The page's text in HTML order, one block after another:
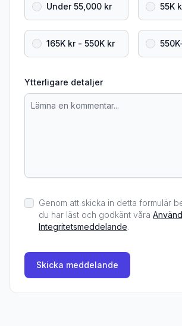
Under 55,000 kr 55K
165K kr - 550K kr
Ytterligare detaljer
Genom att skicka in detta formulär
du har läst och godkänt våra
Integritetsmeddelande.
Skicka meddelande